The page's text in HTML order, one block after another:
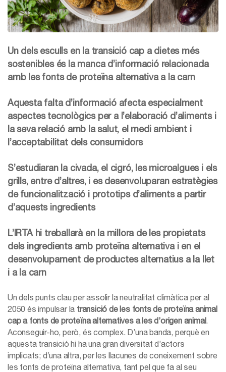
Un dels esculls en la transició cap a dietes més
sostenibles és la manca d’informació relacionada
amb les fonts de proteïna alternativa a la carn
Aquesta falta d’informació afecta especialment
aspectes tecnològics per a l’elaboració d’aliments i
la seva relació amb la salut, el medi ambient i
l’acceptabilitat dels consumidors
S’estudiaran la civada, el cigró, les microalgues i els
grills, entre d’altres, i es desenvoluparan estratègies
de funcionalització i prototips d’aliments a partir
d’aquests ingredients
L’IRTA hi treballarà en la millora de les propietats
dels ingredients amb proteïna alternativa i en el
desenvolupament de productes alternatius a la llet
i a la carn
Un dels punts clau per assolir la neutralitat climàtica per al
2050 és impulsar la transició de les fonts de proteïna animal
cap a fonts de proteïna alternatives a les d’origen animal.
Aconseguir-ho, però, és complex. D’una banda, perquè en
aquesta transició hi ha una gran diversitat d’actors
implicats; d’una altra, per les llacunes de coneixement sobre
les fonts de proteïna alternativa, tant pel que fa al seu